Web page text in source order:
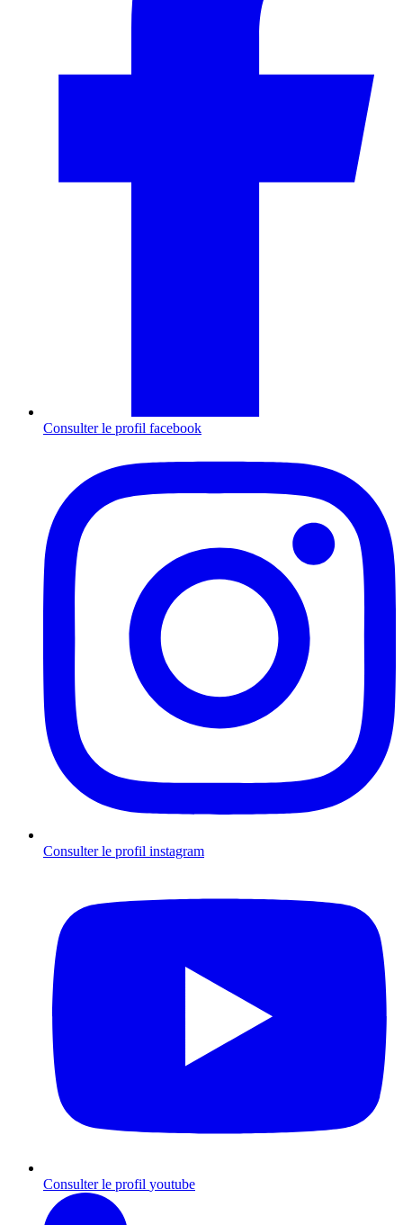
Consulter le profil facebook
Consulter le profil instagram
Consulter le profil youtube